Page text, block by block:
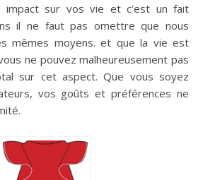
impact sur vos vie et c’est un fait
il ne faut pas omettre que nous
mêmes moyens. et que la vie est
ne pouvez malheureusement pas
sur cet aspect. Que vous soyez
vos goûts et préférences ne